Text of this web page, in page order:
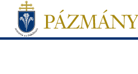
Ugrás a menüre
Ugrás a tartalomra